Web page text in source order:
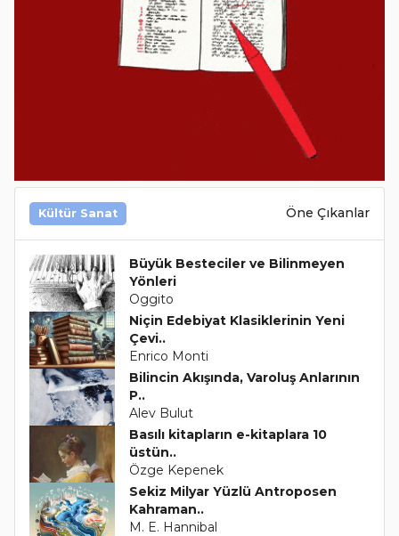
Kültür Sanat Öne Çıkanlar
Büyük Besteciler ve Bilinmeyen
Yönleri
Oggito
Niçin Edebiyat Klasiklerinin Yeni
Çevi..
Enrico Monti
Bilincin Akışında, Varoluş Anlarının
P..
Alev Bulut
Basılı kitapların e-kitaplara 10
üstün..
Özge Kepenek
Sekiz Milyar Yüzlü Antroposen
Kahraman..
M. E. Hannibal